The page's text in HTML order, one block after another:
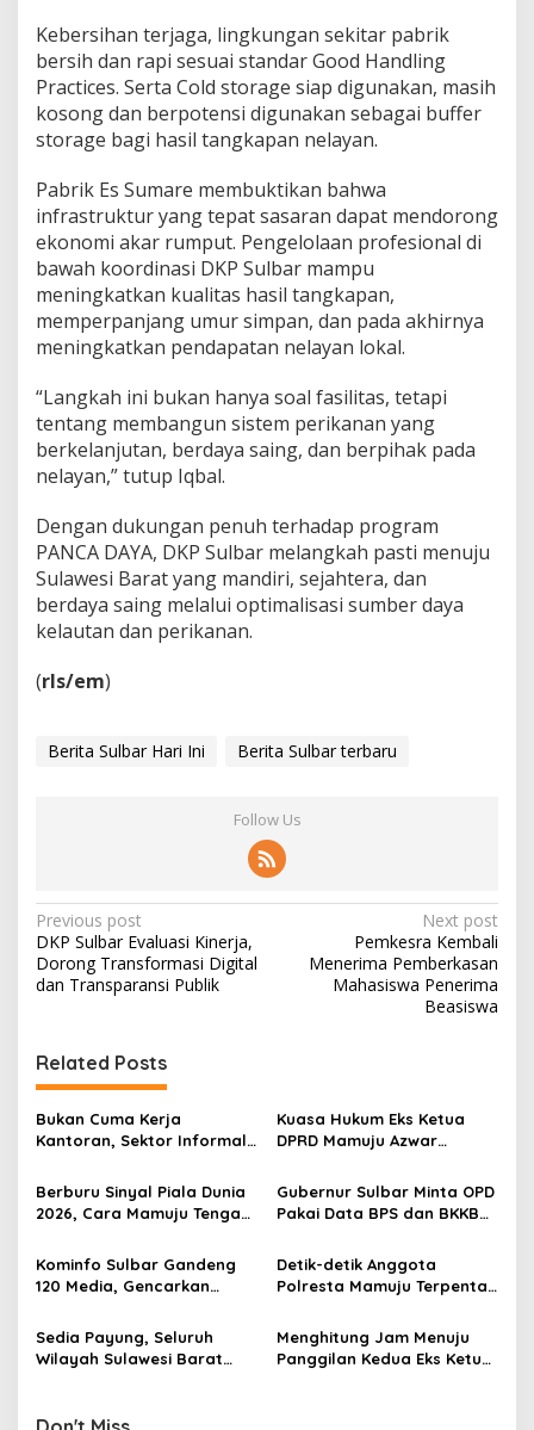
Kebersihan terjaga, lingkungan sekitar pabrik
bersih dan rapi sesuai standar Good Handling
Practices. Serta Cold storage siap digunakan, masih
kosong dan berpotensi digunakan sebagai buffer
storage bagi hasil tangkapan nelayan.
Pabrik Es Sumare membuktikan bahwa
infrastruktur yang tepat sasaran dapat mendorong
ekonomi akar rumput. Pengelolaan profesional di
bawah koordinasi DKP Sulbar mampu
meningkatkan kualitas hasil tangkapan,
memperpanjang umur simpan, dan pada akhirnya
meningkatkan pendapatan nelayan lokal.
“Langkah ini bukan hanya soal fasilitas, tetapi
tentang membangun sistem perikanan yang
berkelanjutan, berdaya saing, dan berpihak pada
nelayan,” tutup Iqbal.
Dengan dukungan penuh terhadap program
PANCA DAYA, DKP Sulbar melangkah pasti menuju
Sulawesi Barat yang mandiri, sejahtera, dan
berdaya saing melalui optimalisasi sumber daya
kelautan dan perikanan.
(rls/em)
Berita Sulbar Hari Ini Berita Sulbar terbaru
Follow Us
P
o
s
n
a
v
g
a
t
i
o
n
Previous post
DKP Sulbar Evaluasi Kinerja,
Dorong Transformasi Digital
dan Transparansi Publik
Next post
Pemkesra Kembali
Menerima Pemberkasan
Mahasiswa Penerima
Beasiswa
Related Posts
Bukan Cuma Kerja
Kantoran, Sektor Informal
Kerja Sulawesi Barat
Kuasa Hukum Eks Ketua
DPRD Mamuju Azwar
Penangguhan Penahanan
Berburu Sinyal Piala Dunia
2026, Cara Mamuju Tengah
Lewat TVRI
Gubernur Sulbar Minta OPD
Pakai Data BPS dan BKKBN
Penurunan Stunting
Kominfo Sulbar Gandeng
120 Media, Gencarkan
Data
Detik-detik Anggota
Polresta Mamuju Terpental
Amankan Demo Mahasiswa
Sedia Payung, Seluruh
Wilayah Sulawesi Barat
Dingin
Menghitung Jam Menuju
Panggilan Kedua Eks Ketua